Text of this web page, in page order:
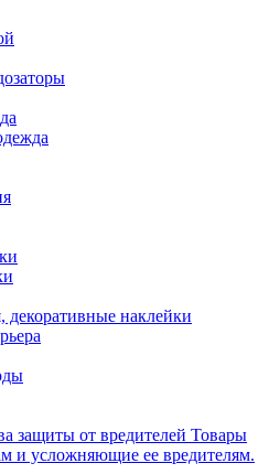
декоративные наклейки
защиты от вредителей Товары
и усложняющие ее вредителям.